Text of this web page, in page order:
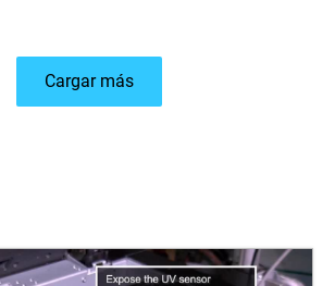
Cargar más